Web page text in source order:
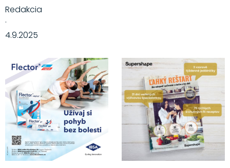
Redakcia
·
4.9.2025